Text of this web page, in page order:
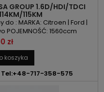
GROUP 1.6D/HDI/TDCI
115KM
: MARKA: Citroen | Ford |
POJEMNOŚĆ: 1560ccm
| 114KM | 115KM / 80kW
| 85kW
zł
koszyka
717-358-575